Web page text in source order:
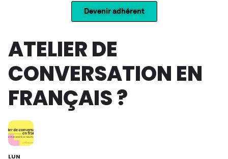
Devenir adhérent
ATELIER DE
CONVERSATION EN
FRANÇAIS ?
LUN